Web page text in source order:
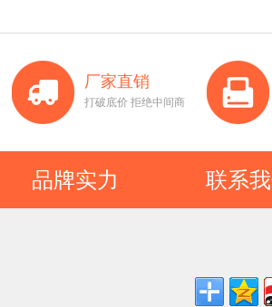
厂家直销
打破底价 拒绝中间商
品牌实力 联系